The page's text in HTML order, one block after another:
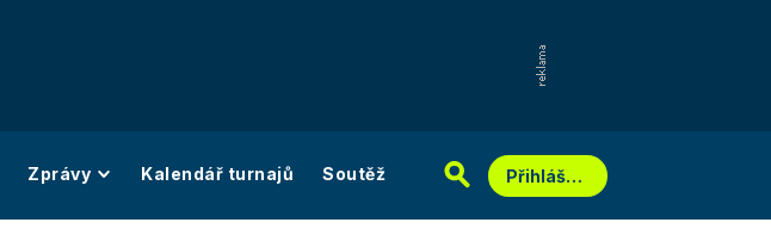
Zprávy Kalendář turnajů Soutěž Přihlášení